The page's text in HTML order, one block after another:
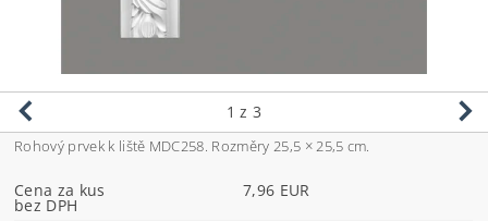
1 z 3
Rohový prvek k liště MDC258. Rozměry 25,5 × 25,5 cm.
Cena za kus
bez DPH
7,96 EUR